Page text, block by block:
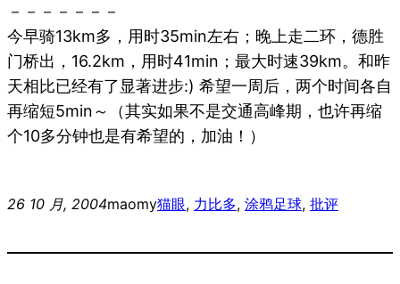
－－－－－－－
今早骑13km多，用时35min左右；晚上走二环，德胜
门桥出，16.2km，用时41min；最大时速39km。和昨
天相比已经有了显著进步:) 希望一周后，两个时间各自
再缩短5min～（其实如果不是交通高峰期，也许再缩
个10多分钟也是有希望的，加油！）
26 10 月, 2004maomy猫眼, 力比多, 涂鸦足球, 批评